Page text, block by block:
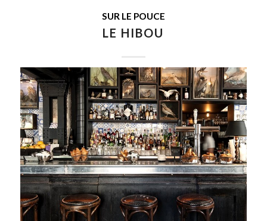
SUR LE POUCE
LE HIBOU